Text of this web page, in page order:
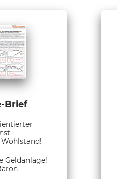
Brief
Geldanlage!